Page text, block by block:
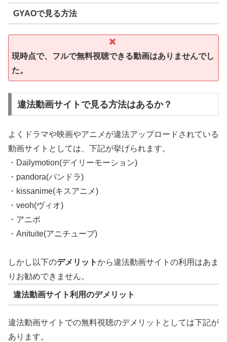
GYAOで見る方法
現時点で、フルで無料視聴できる動画はありませんでし
た。
違法動画サイトで見る方法はあるか？
よくドラマや映画やアニメが違法アップロードされている
動画サイトとしては、下記が挙げられます。
・Dailymotion(デイリーモーション)
・pandora(パンドラ)
・kissanime(キスアニメ)
・veoh(ヴィオ)
・アニポ
・Anituite(アニチューブ)
しかし以下のデメリットから違法動画サイトの利用はあま
りお勧めできません。
違法動画サイト利用のデメリット
違法動画サイトでの無料視聴のデメリットとしては下記が
あります。